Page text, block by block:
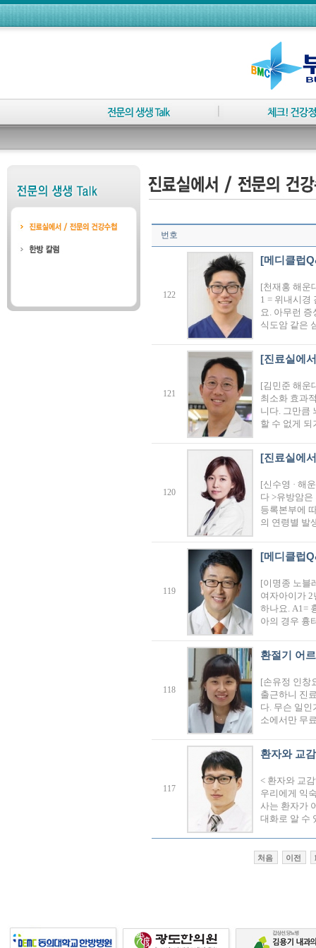
번호
122
[메디클럽
[천재홍 해운
1 = 위내시경
요. 아무런
식도암 같은
121
[진료실에
[김민준 해운
최소화 효과
니다. 그만큼
할 수 없게
120
[진료실에
[신수영 · 해
다 >유방암
등록본부에
의 연령별 발
119
[메디클럽
[이명종 노블
여자아이가
하나요. A1=
아의 경우 흉
118
환절기 어
[손유정 인창
출근하니 진
다. 무슨 일
소에서만 무
117
환자와 교
< 환자와 교
우리에게 익
사는 환자가
대화로 알 수
처음 이전